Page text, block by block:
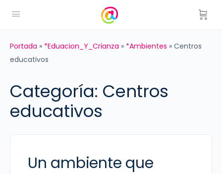
Portada » *Eduacion_Y_Crianza » *Ambientes » Centros
educativos
Categoría: Centros
educativos
Un ambiente que